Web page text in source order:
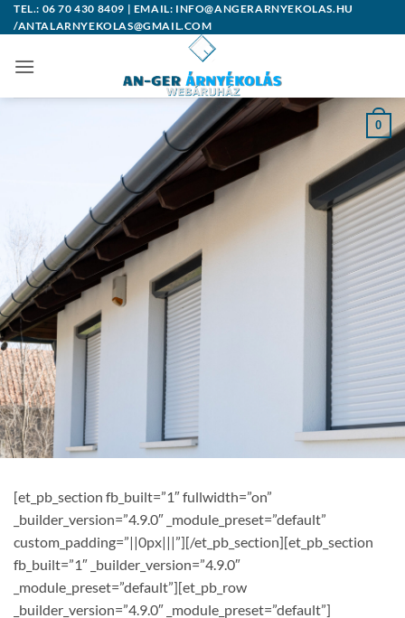
Skip
to
TEL.: 06 70 430 8409 | EMAIL: INFO@ANGERARNYEKOLAS.HU
/ANTALARNYEKOLAS@GMAIL.COM
0
[et_pb_section fb_built=”1″ fullwidth=”on”
_builder_version=”4.9.0″ _module_preset=”default”
custom_padding=”||0px|||”][/et_pb_section][et_pb_section
fb_built=”1″ _builder_version=”4.9.0″
_module_preset=”default”][et_pb_row
_builder_version=”4.9.0″ _module_preset=”default”]